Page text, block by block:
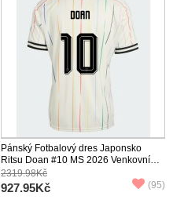
Pánský Fotbalový dres Japonsko
Ritsu Doan #10 MS 2026 Venkovní
Krátký Rukáv
2319.98Kč
927.95Kč (95)